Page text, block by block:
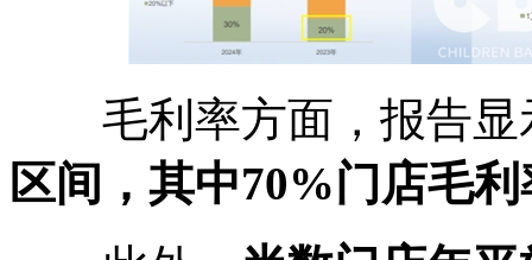
毛利率方面，报告显
区间，其中70%门店毛